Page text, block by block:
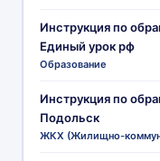
Инструкция по
Единый урок рф
Образование
Инструкция по
Подольск
ЖКХ (Жилищно-